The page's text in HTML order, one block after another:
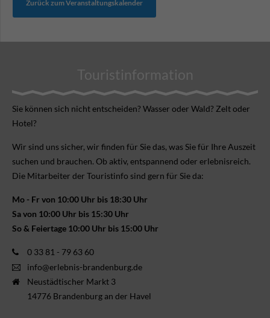
Zurück zum Veranstaltungskalender
Touristinformation
Sie können sich nicht ent­scheiden? Wasser oder Wald? Zelt oder
Hotel?
Wir sind uns sicher, wir finden für Sie das, was Sie für Ihre Aus­zeit
suchen und brauchen. Ob aktiv, ent­spannend oder erlebnis­reich.
Die Mitarbeiter der Touristinfo sind gern für Sie da:
Mo - Fr von 10:00 Uhr bis 18:30 Uhr
Sa von 10:00 Uhr bis 15:30 Uhr
So & Feiertage 10:00 Uhr bis 15:00 Uhr
0 33 81 - 79 63 60
info@erlebnis-brandenburg.de
Neustädtischer Markt 3
14776 Brandenburg an der Havel